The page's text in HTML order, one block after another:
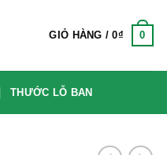
GIỎ HÀNG /0₫ 0
THƯỚC LỖ BAN